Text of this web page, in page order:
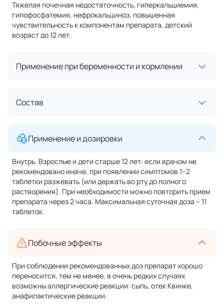
Тяжелая почечная недостаточность, гиперкальциемия,
гипофосфатемия, нефрокальциноз, повышенная
чувствительность к компонентам препарата, детский
возраст до 12 лет.
Применение при беременности и кормлении
Состав
Применение и дозировки
Внутрь. Взрослые и дети старше 12 лет: если врачом не
рекомендовано иначе, при появлении симптомов 1–2
таблетки разжевать (или держать во рту до полного
растворения). При необходимости можно повторить прием
препарата через 2 часа. Максимальная суточная доза – 11
таблеток.
Побочные эффекты
При соблюдении рекомендованных доз препарат хорошо
переносится, тем не менее, в очень редких случаях
возможны аллергические реакции: сыпь, отек Квинке,
анафилактические реакции.